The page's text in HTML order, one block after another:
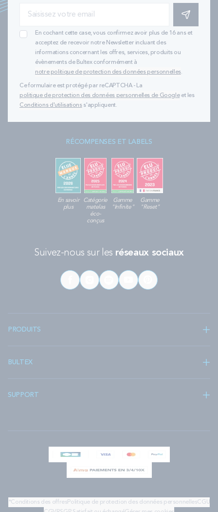
S'INSCRIRE
En cochant cette case, vous confirmez avoir plus de 16 ans et
acceptez de recevoir notre Newsletter incluant des
informations concernant les offres, services, produits ou
évènements de Bultex conformément à
notre politique de protection des données personnelles.
Ce formulaire est protégé par reCAPTCHA - La
politique de protection des données personnelles de Googleet les
Conditions d'utilisationss'appliquent.
RÉCOMPENSES ET LABELS
En savoir
plus
Catégorie
matelas
éco-
conçus
Gamme
"Infinite"
Gamme
"Reset"
Suivez-nous sur les réseaux sociaux
PRODUITS
BULTEX
SUPPORT
*Conditions des offresPolitique de protection des données personnellesCGU